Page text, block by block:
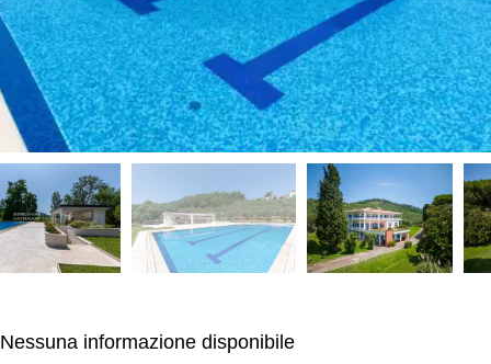
Nessuna informazione disponibile